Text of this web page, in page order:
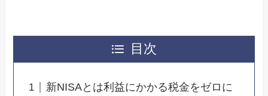
目次
新NISAとは利益にかかる税金をゼロに